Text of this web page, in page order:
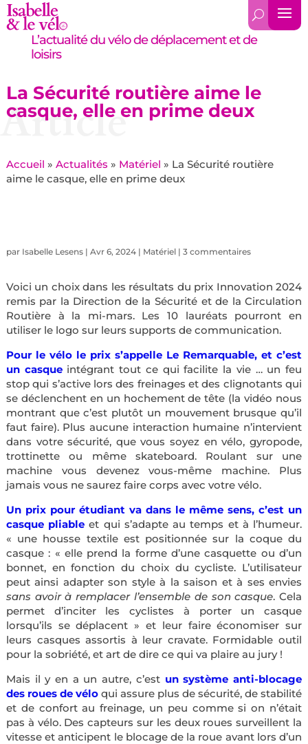
L’actualité du vélo de déplacement et de
loisirs
La Sécurité routière aime le
casque, elle en prime deux
Article
Accueil » Actualités » Matériel » La Sécurité routière
aime le casque, elle en prime deux
par Isabelle Lesens| Avr 6, 2024| Matériel| 3 commentaires
Voici un choix dans les résultats du prix Innovation 2024
remis par la Direction de la Sécurité et de la Circulation
Routière à la mi-mars. Les 10 lauréats pourront en
utiliser le logo sur leurs supports de communication.
Pour le vélo le prix s’appelle Le Remarquable, et c’est
un casque intégrant tout ce qui facilite la vie … un feu
stop qui s’active lors des freinages et des clignotants qui
se déclenchent en un hochement de tête (la vidéo nous
montrant que c’est plutôt un mouvement brusque qu’il
faut faire). Plus aucune interaction humaine n’intervient
dans votre sécurité, que vous soyez en vélo, gyropode,
trottinette ou même skateboard. Roulant sur une
machine vous devenez vous-même machine. Plus
jamais vous ne saurez faire corps avec votre vélo.
Un prix pour étudiant va dans le même sens, c’est un
casque pliable et qui s’adapte au temps et à l’humeur.
« une housse textile est positionnée sur la coque du
casque : « elle prend la forme d’une casquette ou d’un
bonnet, en fonction du choix du cycliste. L’utilisateur
peut ainsi adapter son style à la saison et à ses envies
sans avoir à remplacer l’ensemble de son casque. Cela
permet d’inciter les cyclistes à porter un casque
lorsqu’ils se déplacent » et leur faire économiser sur
leurs casques assortis à leur cravate. Formidable outil
pour la sobriété, et art de dire ce qui va plaire au jury !
Mais il y en a un autre, c’est un système anti-blocage
des roues de véloqui assure plus de sécurité, de stabilité
et de confort au freinage, un peu comme si on n’était
pas à vélo. Des capteurs sur les deux roues surveillent la
vitesse et anticipent le blocage de la roue avant lors d’un